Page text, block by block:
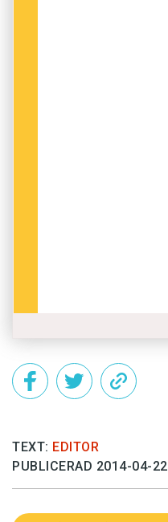
TEXT: EDITOR
PUBLICERAD 2014-04-22